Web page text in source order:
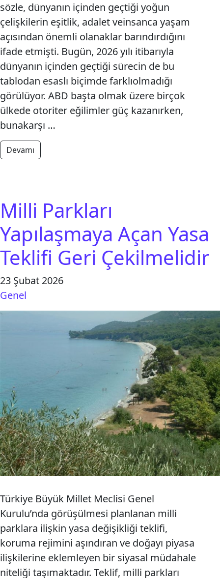
sözle, dünyanın içinden geçtiği yoğun
çelişkilerin eşitlik, adalet veinsanca yaşam
açısından önemli olanaklar barındırdığını
ifade etmişti. Bugün, 2026 yılı itibarıyla
dünyanın içinden geçtiği sürecin de bu
tablodan esaslı biçimde farklıolmadığı
görülüyor. ABD başta olmak üzere birçok
ülkede otoriter eğilimler güç kazanırken,
bunakarşı …
Devamı
Milli Parkları
Yapılaşmaya Açan Yasa
Teklifi Geri Çekilmelidir
23 Şubat 2026
Genel
Türkiye Büyük Millet Meclisi Genel
Kurulu’nda görüşülmesi planlanan milli
parklara ilişkin yasa değişikliği teklifi,
koruma rejimini aşındıran ve doğayı piyasa
ilişkilerine eklemleyen bir siyasal müdahale
niteliği taşımaktadır. Teklif, milli parkları